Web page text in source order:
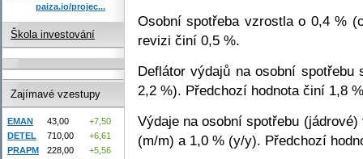
Osobní spotřeba vzrostla o 0,4 %
revizi činí 0,5 %.
Deflátor výdajů na osobní
2,2 %). Předchozí hodnota činí 1,8
Výdaje na osobní spotřebu
(m/m) a 1,0 % (y/y). Předchozí
paiza.io/projec...
Škola investování
Zajímavé vzestupy
EMAN 43,00
+7,50
DETEL
710,00
+6,61
PRAPM
228,00
+5,56